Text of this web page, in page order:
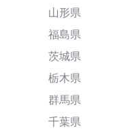
山形県
福島県
茨城県
栃木県
群馬県
千葉県